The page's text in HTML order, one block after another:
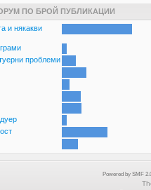
ПО БРОЙ ПУБЛИКАЦИИ
и някакви
проблеми
Powered by SMF